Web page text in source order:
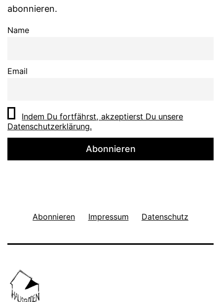
abonnieren.
Name
Email
Indem Du fortfährst, akzeptierst Du unsere
Datenschutzerklärung.
Abonnieren Impressum Datenschutz